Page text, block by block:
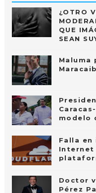
¿OTRO
QUE
SEAN
modelo
Falla
Internet
Doctor
Pérez